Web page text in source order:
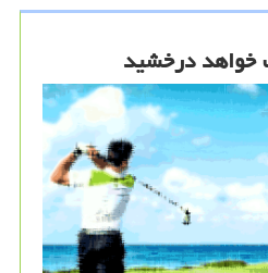
خواهد درخشید